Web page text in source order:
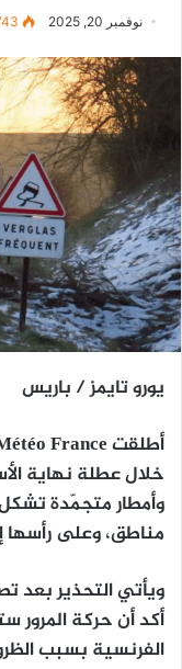
نوفمبر 20, 2025
يورو تايمز / باريس
أطلقتFrance
خلال عطلة نهاية
وأمطارمتجمّدة
مناطق، وعلى رأسها
ويأتي التحذير بعد
أكد أن حركة
الفرنسية بسبب